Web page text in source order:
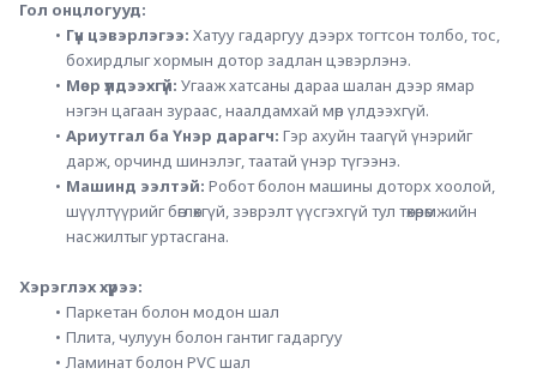
Гол онцлогууд:
Гүн цэвэрлэгээ: Хатуу гадаргуу дээрх тогтсон толбо, тос,
бохирдлыг хормын дотор задлан цэвэрлэнэ.
Мөр үлдээхгүй: Угааж хатсаны дараа шалан дээр ямар
нэгэн цагаан зураас, наалдамхай мөр үлдээхгүй.
Ариутгал ба Үнэр дарагч: Гэр ахуйн таагүй үнэрийг
дарж, орчинд шинэлэг, таатай үнэр түгээнэ.
Машинд ээлтэй: Робот болон машины доторх хоолой,
шүүлтүүрийг бөглөхгүй, зэврэлт үүсгэхгүй тул төхөөрөмжийн
насжилтыг уртасгана.
Хэрэглэх хүрээ:
Паркетан болон модон шал
Плита, чулуун болон гантиг гадаргуу
Ламинат болон PVC шал